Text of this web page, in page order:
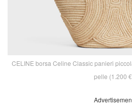
CELINE borsa Celine Classic panieri
pelle (1.200